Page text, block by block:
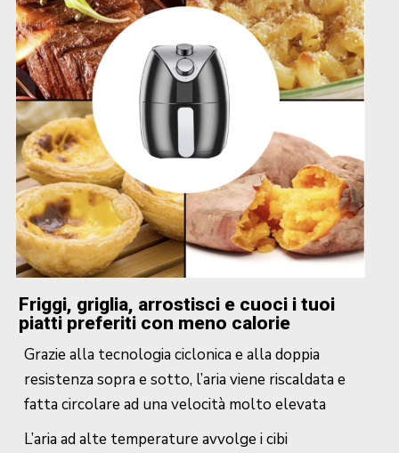
Friggi, griglia, arrostisci e cuoci i tuoi
piatti preferiti con meno calorie
Grazie alla tecnologia ciclonica e alla doppia
resistenza sopra e sotto, l’aria viene riscaldata e
fatta circolare ad una velocità molto elevata
L’aria ad alte temperature avvolge i cibi